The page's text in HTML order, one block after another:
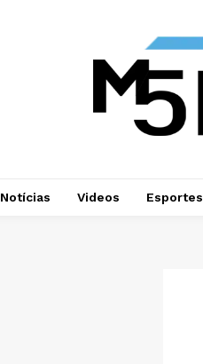
Notícias Videos Esportes